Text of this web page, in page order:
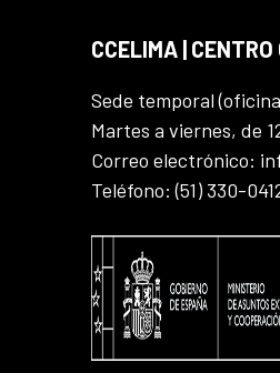
CCELIMA |
Sede temporal
Martes a viernes, de
Correo electrónico:
Teléfono: (51) 330-